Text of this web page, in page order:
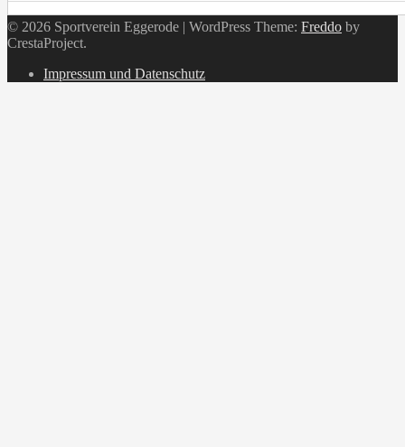
© 2026 Sportverein Eggerode | WordPress Theme: Freddo by
CrestaProject.
Impressum und Datenschutz